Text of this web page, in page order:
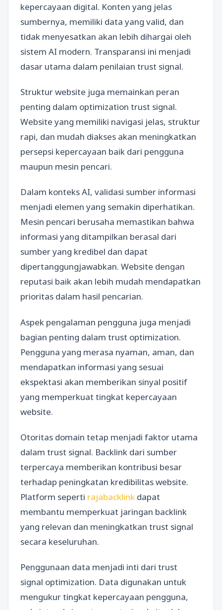
kepercayaan digital. Konten yang jelas
sumbernya, memiliki data yang valid, dan
tidak menyesatkan akan lebih dihargai oleh
sistem AI modern. Transparansi ini menjadi
dasar utama dalam penilaian trust signal.
Struktur website juga memainkan peran
penting dalam optimization trust signal.
Website yang memiliki navigasi jelas, struktur
rapi, dan mudah diakses akan meningkatkan
persepsi kepercayaan baik dari pengguna
maupun mesin pencari.
Dalam konteks AI, validasi sumber informasi
menjadi elemen yang semakin diperhatikan.
Mesin pencari berusaha memastikan bahwa
informasi yang ditampilkan berasal dari
sumber yang kredibel dan dapat
dipertanggungjawabkan. Website dengan
reputasi baik akan lebih mudah mendapatkan
prioritas dalam hasil pencarian.
Aspek pengalaman pengguna juga menjadi
bagian penting dalam trust optimization.
Pengguna yang merasa nyaman, aman, dan
mendapatkan informasi yang sesuai
ekspektasi akan memberikan sinyal positif
yang memperkuat tingkat kepercayaan
website.
Otoritas domain tetap menjadi faktor utama
dalam trust signal. Backlink dari sumber
terpercaya memberikan kontribusi besar
terhadap peningkatan kredibilitas website.
Platform seperti rajabacklink dapat
membantu memperkuat jaringan backlink
yang relevan dan meningkatkan trust signal
secara keseluruhan.
Penggunaan data menjadi inti dari trust
signal optimization. Data digunakan untuk
mengukur tingkat kepercayaan pengguna,